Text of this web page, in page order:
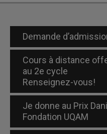
Demande
Cours à distance
au 2e cycle
Renseignez-vous!
Je donne au Prix
Fondation UQAM